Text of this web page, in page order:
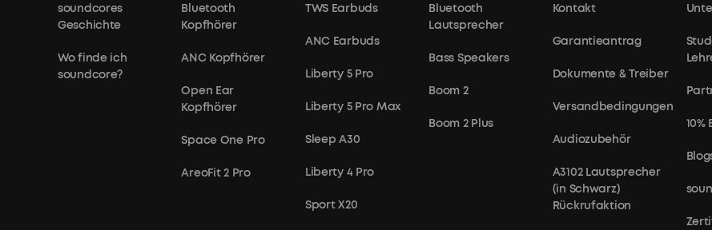
hier
soundcores
Geschichte
Wo finde ich
soundcore?
Bluetooth
Kopfhörer
ANC Kopfhörer
Open Ear
Kopfhörer
Space One Pro
AreoFit 2 Pro
TWS Earbuds
ANC Earbuds
Liberty 5 Pro
Liberty 5 Pro Max
Sleep A30
Liberty 4 Pro
Sport X20
Bluetooth
Lautsprecher
Bass Speakers
Boom 2
Boom 2 Plus
Kontakt
Garantieantrag
Dokumente & Treiber
Versandbedingungen
Audiozubehör
A3102 Lautsprecher
(in Schwarz)
Rückrufaktion